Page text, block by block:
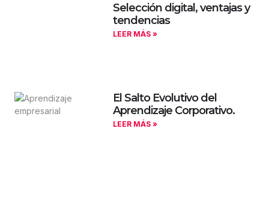
Selección digital, ventajas y
tendencias
LEER MÁS »
El Salto Evolutivo del
Aprendizaje Corporativo.
LEER MÁS »